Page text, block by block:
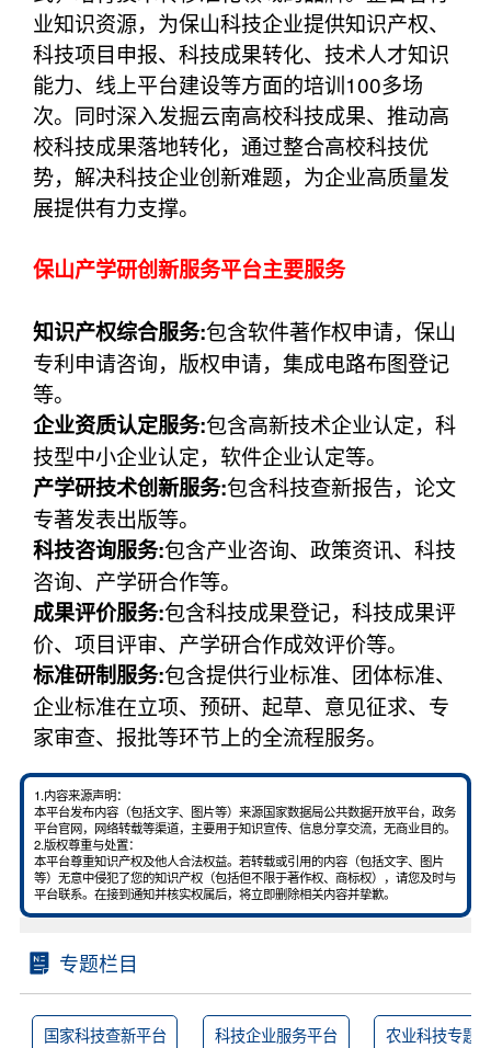
业知识资源，为保山科技企业提供知识产权、
科技项目申报、科技成果转化、技术人才知识
能力、线上平台建设等方面的培训100多场
次。同时深入发掘云南高校科技成果、推动高
校科技成果落地转化，通过整合高校科技优
势，解决科技企业创新难题，为企业高质量发
展提供有力支撑。
保山产学研创新服务平台主要服务
知识产权综合服务:包含软件著作权申请，保山
专利申请咨询，版权申请，集成电路布图登记
等。
企业资质认定服务:包含高新技术企业认定，科
技型中小企业认定，软件企业认定等。
产学研技术创新服务:包含科技查新报告，论文
专著发表出版等。
科技咨询服务:包含产业咨询、政策资讯、科技
咨询、产学研合作等。
成果评价服务:包含科技成果登记，科技成果评
价、项目评审、产学研合作成效评价等。
标准研制服务:包含提供行业标准、团体标准、
企业标准在立项、预研、起草、意见征求、专
家审查、报批等环节上的全流程服务。
1.内容来源声明：
本平台发布内容（包括文字、图片等）来源国家数据局公共数据开放平台，政务
平台官网，网络转载等渠道，主要用于知识宣传、信息分享交流，无商业目的。
2.版权尊重与处置：
本平台尊重知识产权及他人合法权益。若转载或引用的内容（包括文字、图片
等）无意中侵犯了您的知识产权（包括但不限于著作权、商标权），请您及时与
平台联系。在接到通知并核实权属后，将立即删除相关内容并挚歉。
专题栏目
国家科技查新平台 科技企业服务平台 农业科技专题